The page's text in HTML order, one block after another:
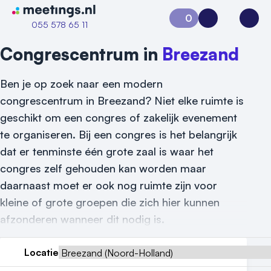
Naar home van Meetings
055 578 65 11
Vraag locatie aan
Locatiegids
Meld locatie aan
0
Aanvraag 0Inloggen
Congrescentrum in Breezand
Ben je op zoek naar een modern
congrescentrum in Breezand? Niet elke ruimte is
geschikt om een congres of zakelijk evenement
te organiseren. Bij een congres is het belangrijk
dat er tenminste één grote zaal is waar het
congres zelf gehouden kan worden maar
daarnaast moet er ook nog ruimte zijn voor
kleine of grote groepen die zich hier kunnen
afzonderen wanneer dit nodig is.
Locatie